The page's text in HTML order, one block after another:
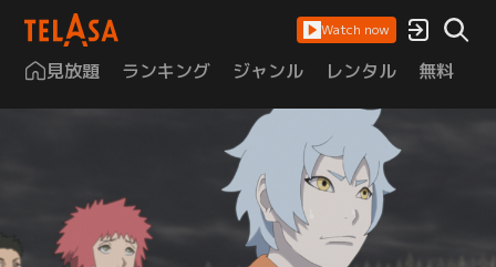
Watch now
見放題 ランキング ジャンル レンタル 無料